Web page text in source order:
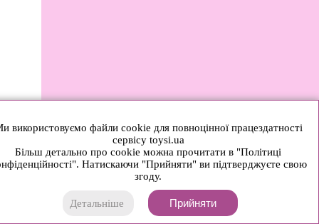
використовуємо файли cookie для повноцінної працездатності
сервісу toysi.ua
Більш детально про cookie можна прочитати в "Політиці
Натискаючи "Прийняти" ви підтверджуєте свою
згоду.
Детальніше Прийняти